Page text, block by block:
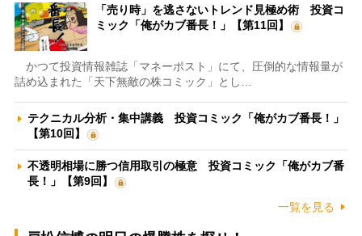
「売り時」を逃さないトレンド見極め術 投資コ
ミック「俺がカブ番長！」【第11回】
かつて投資情報雑誌「マネーポスト」にて、圧倒的な情報量が
詰め込まれた「天下無敵の株コミック」とし…
テクニカル分析・集中講義 投資コミック「俺がカブ番長！」
【第10回】
不透明相場に勝つ信用取引の極意 投資コミック「俺がカブ番
長！」【第9回】
一覧を見る